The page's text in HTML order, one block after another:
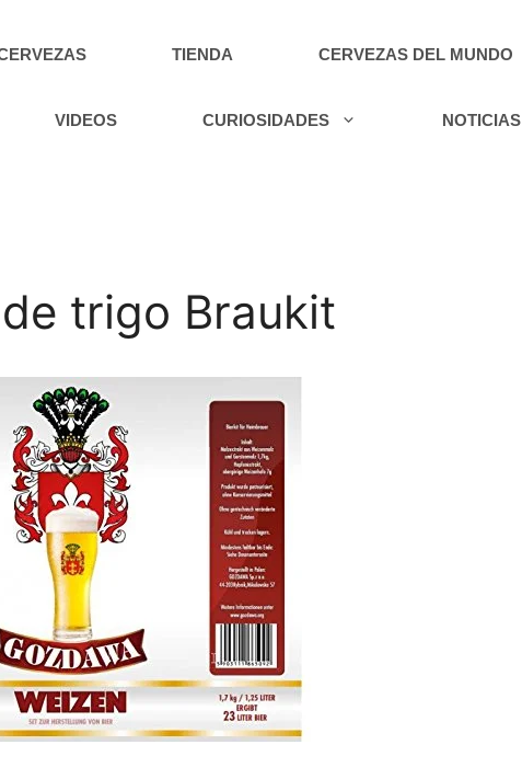
TIENDA CERVEZAS DEL MUNDO
VIDEOS CURIOSIDADES NOTICIAS
trigo Braukit